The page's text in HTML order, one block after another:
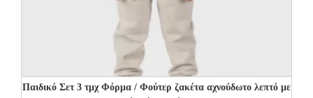
Παιδικό Σετ 3 τμχ Φόρμα / Φούτερ ζακέτα αχνούδωτο λεπτό με